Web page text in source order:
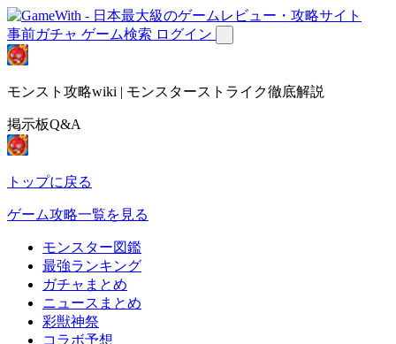
事前ガチャ ゲーム検索 ログイン
モンスト攻略wiki | モンスターストライク徹底解説
掲示板Q&A
トップに戻る
ゲーム攻略一覧を見る
モンスター図鑑
最強ランキング
ガチャまとめ
ニュースまとめ
彩獣神祭
コラボ予想